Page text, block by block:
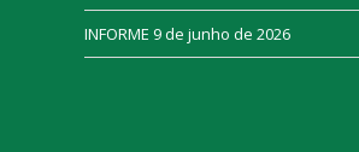
INFORME 9 de junho de 2026